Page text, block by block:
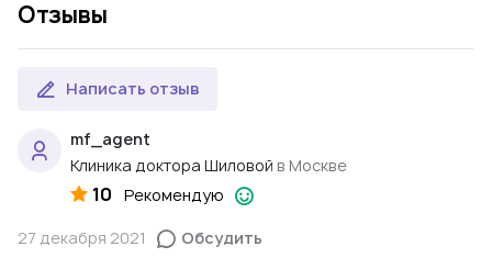
Отзывы
Написать отзыв
mf_agent
Клиника доктора Шиловой в Москве
10 Рекомендую
27 декабря 2021 Обсудить